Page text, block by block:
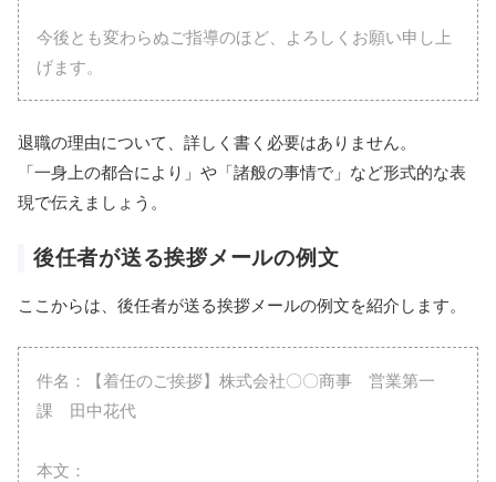
今後とも変わらぬご指導のほど、よろしくお願い申し上
げます。
退職の理由について、詳しく書く必要はありません。
「一身上の都合により」や「諸般の事情で」など形式的な表
現で伝えましょう。
後任者が送る挨拶メールの例文
ここからは、後任者が送る挨拶メールの例文を紹介します。
件名：【着任のご挨拶】株式会社〇〇商事 営業第一
課 田中花代
本文：